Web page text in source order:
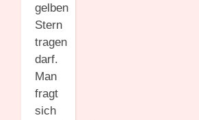
gelben
Stern
tragen
darf.
Man
fragt
sich